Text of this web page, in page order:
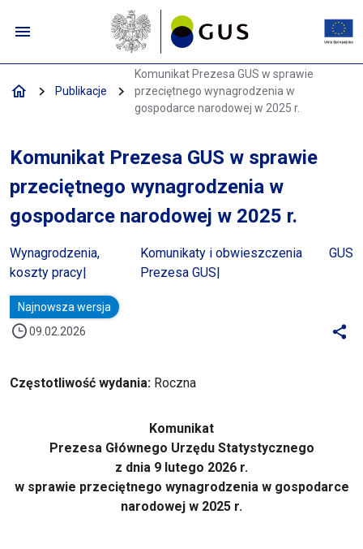
Komunikat Prezesa GUS w
Przejdź do menu nawigacyjnego
Przejdź do wyszukiwarki
Publikacje
Komunikat Prezesa GUS w sprawie
przeciętnego wynagrodzenia w
gospodarce narodowej w 2025 r.
Komunikat Prezesa GUS w sprawie
przeciętnego wynagrodzenia w
gospodarce narodowej w 2025 r.
Wynagrodzenia,
koszty pracy
Komunikaty i obwieszczenia
Prezesa GUS
GUS
Najnowsza wersja
09.02.2026
Częstotliwość wydania Roczna
Komunikat
Prezesa Głównego Urzędu Statystycznego
z dnia 9 lutego 2026 r.
w sprawie przeciętnego wynagrodzenia w gospodarce
narodowej w 2025 r.